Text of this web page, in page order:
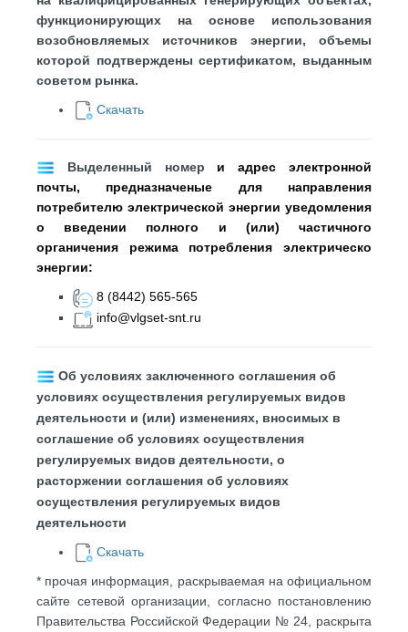
функционирующих на основе использования
возобновляемых источников энергии, объемы
которой подтверждены сертификатом, выданным
советом рынка.
Скачать
Выделенный номер и адрес электронной
почты, предназначеные для направления
потребителю электрической энергии уведомления
о введении полного и (или) частичного
органичения режима потребления электрическо
энергии:
8 (8442) 565-565
info@vlgset-snt.ru
Об условиях заключенного соглашения об
условиях осуществления регулируемых видов
деятельности и (или) изменениях, вносимых в
соглашение об условиях осуществления
регулируемых видов деятельности, о
расторжении соглашения об условиях
осуществления регулируемых видов
деятельности
Скачать
* прочая информация, раскрываемая на официальном
сайте сетевой организации, согласно постановлению
Правительства Российской Федерации № 24, раскрыта